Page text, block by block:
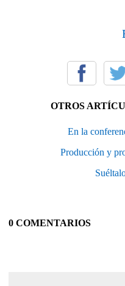
OTROS
En la
Producción y
0 COMENTARIOS